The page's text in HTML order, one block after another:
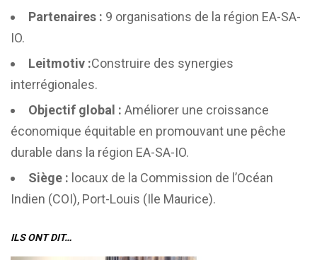
Partenaires : 9 organisations de la région EA-SA-
IO.
Leitmotiv :Construire des synergies
interrégionales.
Objectif global : Améliorer une croissance
économique équitable en promouvant une pêche
durable dans la région EA-SA-IO.
Siège : locaux de la Commission de l’Océan
Indien (COI), Port-Louis (Ile Maurice).
ILS ONT DIT…